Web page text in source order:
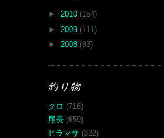
► 2010 (154)
► 2009 (111)
► 2008 (83)
釣り物
クロ (716)
尾長 (659)
ヒラマサ (322)